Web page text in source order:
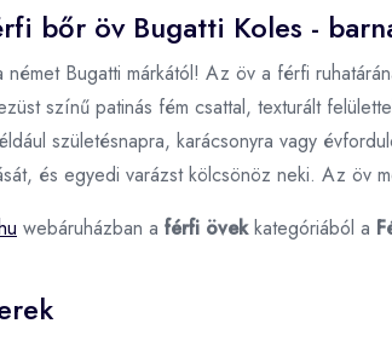
bőr öv Bugatti Koles -
német Bugatti márkától! Az öv a férfi
színű patinás fém csattal, texturált
születésnapra, karácsonyra vagy
és egyedi varázst kölcsönöz neki. Az öv
webáruházban a férfi övekkategóriából a